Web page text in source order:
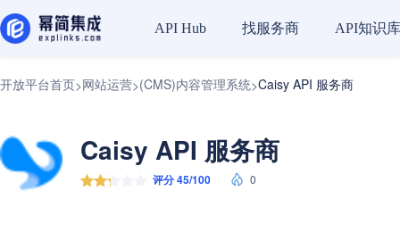
API Hub 找服务商 API知识库
开放平台首页>网站运营>(CMS)内容管理系统>Caisy API 服务商
Caisy API 服务商
评分 45/100 0